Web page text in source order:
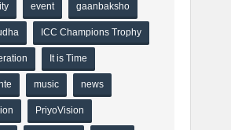
event gaanbaksho
ICC Champions Trophy
It is Time
music news
PriyoVision